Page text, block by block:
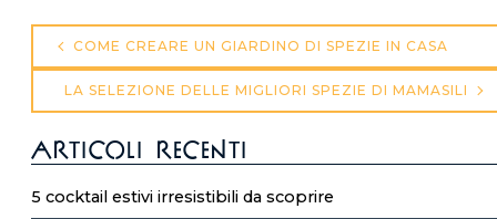
Navigazione
articoli
COME CREARE UN GIARDINO DI SPEZIE IN CASA
LA SELEZIONE DELLE MIGLIORI SPEZIE DI MAMASILI
Articoli recenti
5 cocktail estivi irresistibili da scoprire